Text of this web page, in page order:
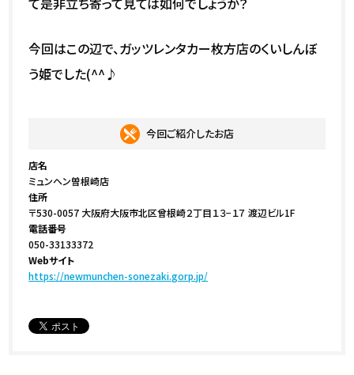
今回はこの辺で、ガッツレンタカー枚方店のくいしんぼ
う姫でした(^^♪
今回ご紹介したお店
店名
ミュンヘン曽根崎店
住所
〒530-0057 大阪府大阪市北区曾根崎２丁目１３−１７ 渡辺ビル1F
電話番号
050-33133372
Webサイト
https://newmunchen-sonezaki.gorp.jp/